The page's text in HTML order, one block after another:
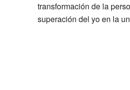
transformación de la
superación del yo en la